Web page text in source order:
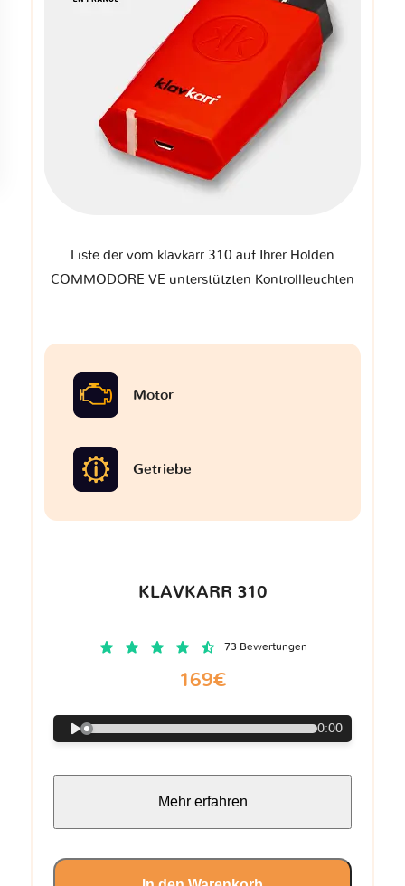
Liste der vom klavkarr 310 auf Ihrer Holden
COMMODORE VE unterstützten Kontrollleuchten
Motor
Getriebe
KLAVKARR 310
73 Bewertungen
169€
0:00
Mehr erfahren